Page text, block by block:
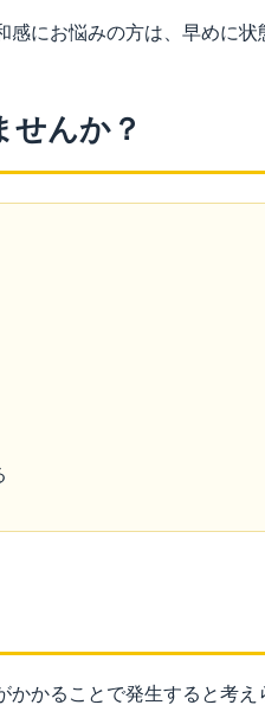
にお悩みの方は、早めに状
せんか？
かることで発生すると考え